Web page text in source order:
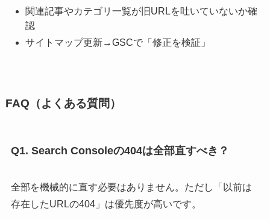
関連記事やカテゴリ一覧が旧URLを吐いていないか確
認
サイトマップ更新→GSCで「修正を検証」
FAQ（よくある質問）
Q1. Search Consoleの404は全部直すべき？
全部を機械的に直す必要はありません。ただし「以前は
存在したURLの404」は優先度が高いです。